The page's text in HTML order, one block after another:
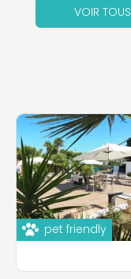
VOIR
pet friendly